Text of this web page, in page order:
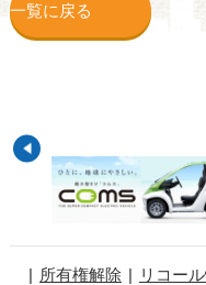
一覧に戻る
所有権解除 リコー